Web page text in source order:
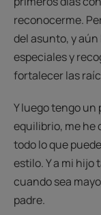
reconocerme.
del asunto, y
especiales y
fortalecer las
Y luego tengo
equilibrio, me he
todo lo que
estilo. Y a mi hijo
cuando sea
padre.